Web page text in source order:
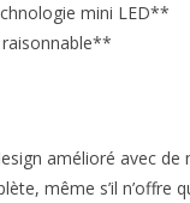
mini LED**
amélioré avec
même s’il n’offre